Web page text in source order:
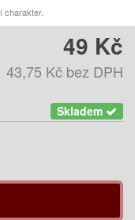
charakter.
49 Kč
43,75 Kč bez DPH
Skladem